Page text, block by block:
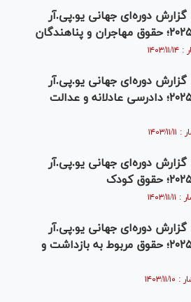
دوره‌ای جهانی یو.پی.آر
دوره‌ای جهانی یو.پی.آر
جمهوری اسلامی ایران ۲۰۲۵؛ دادرسی عادلانه و عدالت
دوره‌ای جهانی یو.پی.آر
دوره‌ای جهانی یو.پی.آر
جمهوری اسلامی ایران ۲۰۲۵؛ حقوق مربوط به بازداشت و